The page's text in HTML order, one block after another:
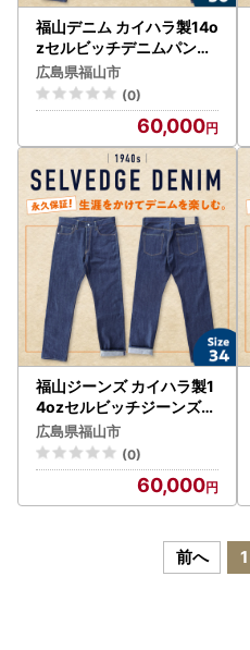
福山デニム カイハラ製14o
zセルビッチデニムパンツ(
未加工) size30 [BABN00
3]
広島県福山市
(0)
60,000
福山ジーンズ カイハラ製1
4ozセルビッチジーンズ(
未加工) size34 [BABN00
5]
広島県福山市
(0)
60,000
前へ 1